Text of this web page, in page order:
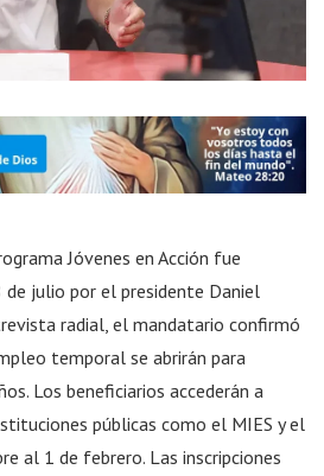
Jóvenes en Acción fue
de julio por el presidente Daniel
radial, el mandatario confirmó
temporal se abrirán para
Los beneficiarios accederán a
públicas como el MIES y el
al 1 de febrero. Las inscripciones